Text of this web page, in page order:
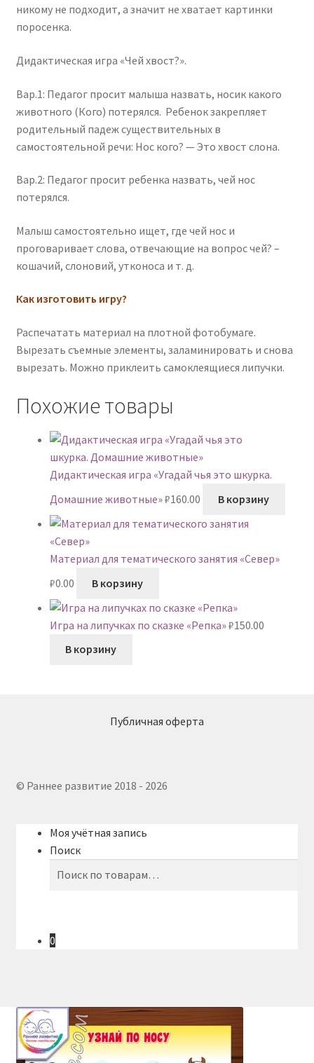
никому не подходит, а значит не хватает картинки
поросенка.
Дидактическая игра «Чей хвост?».
Вар.1: Педагог просит малыша назвать, носик какого
животного (Кого) потерялся. Ребенок закрепляет
родительный падеж существительных в
самостоятельной речи: Нос кого? — Это хвост слона.
Вар.2: Педагог просит ребенка назвать, чей нос
потерялся.
Малыш самостоятельно ищет, где чей нос и
проговаривает слова, отвечающие на вопрос чей? –
кошачий, слоновий, утконоса и т. д.
Как изготовить игру?
Распечатать материал на плотной фотобумаге.
Вырезать съемные элементы, заламинировать и снова
вырезать. Можно приклеить самоклеящиеся липучки.
Похожие товары
Дидактическая игра «Угадай чья это шкурка.
Домашние животные»₽160.00 В корзину
Материал для тематического занятия «Север»
₽0.00 В корзину
Игра на липучках по сказке «Репка»₽150.00
В корзину
Публичная оферта
© Раннее развитие 2018 - 2026
Моя учётная запись
Поиск
0